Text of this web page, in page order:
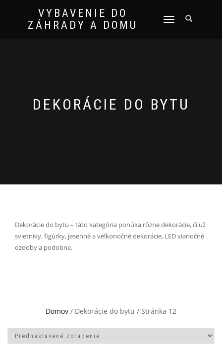
VYBAVENIE DO
ZÁHRADY A DOMU
TOGGLE
DEKORÁCIE DO BYTU
Dekorácie do bytu – táto kategória ponúka rôzne dekorácie, či už
svietniky, figúrky, jesenné a veľkonočné dekorácie, LED vianočné
ozdoby a podobne.
Domov / Dekorácie do bytu / Stránka 12